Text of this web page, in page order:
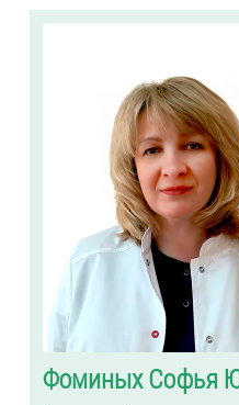
Фоминых Софья